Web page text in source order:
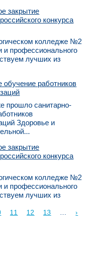
закрытие
конкурса
колледже №2
и профессионального
лучших из
обучение работников
прошло санитарно-
Здоровье и
закрытие
конкурса
колледже №2
и профессионального
лучших из
11 12 13
›